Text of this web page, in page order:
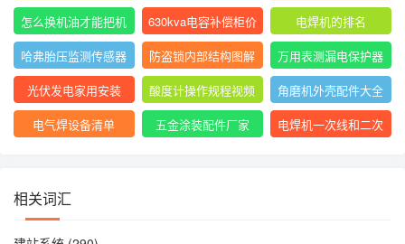
是什么
与制作
指纹
怎么换机油才能把机
油放干净
630kva电容补偿柜价
格
电焊机的排名
哈弗胎压监测传感器
防盗锁内部结构图解
图片
万用表测漏电保护器
短路怎么回事
光伏发电家用安装 酸度计操作规程视频
角磨机外壳配件大全
电气焊设备清单
五金涂装配件厂家
电焊机一次线和二次
相关词汇